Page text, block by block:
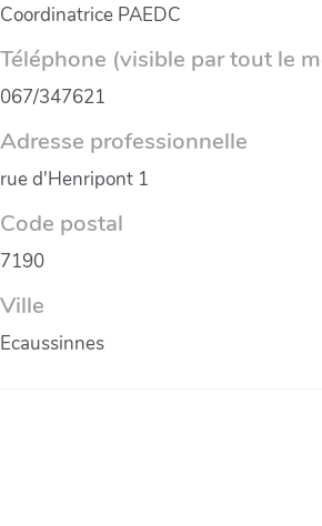
Coordinatrice PAEDC
Téléphone (visible par tout le
067/347621
Adresse professionnelle
rue d'Henripont 1
Code postal
7190
Ville
Ecaussinnes